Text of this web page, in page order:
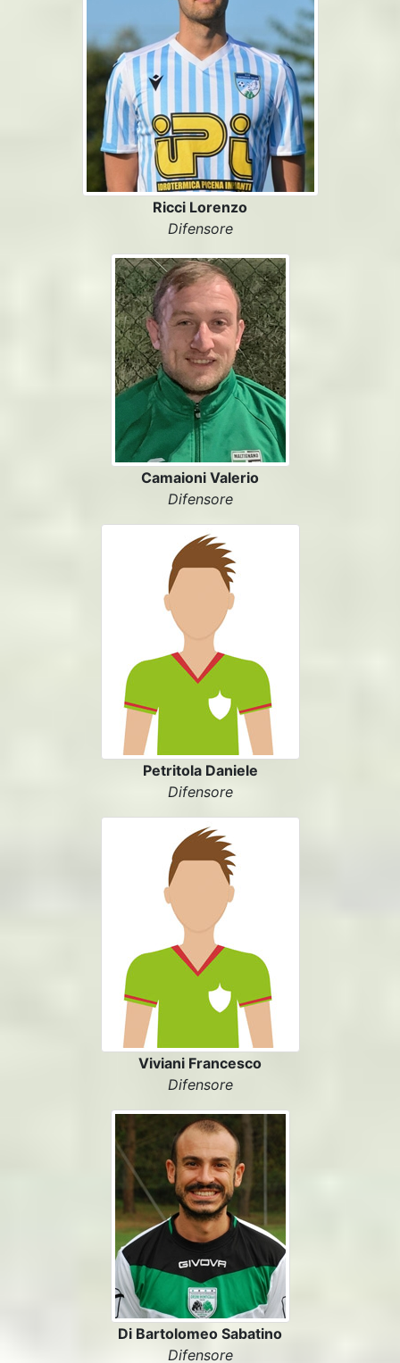
Ricci Lorenzo
Difensore
Camaioni Valerio
Difensore
Petritola Daniele
Difensore
Viviani Francesco
Difensore
Di Bartolomeo Sabatino
Difensore